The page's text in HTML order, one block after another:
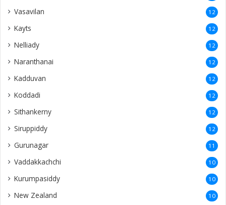
Vasavilan 12
Kayts 12
Nelliady 12
Naranthanai 12
Kadduvan 12
Koddadi 12
Sithankerny 12
Siruppiddy 12
Gurunagar 11
Vaddakkachchi 10
Kurumpasiddy 10
New Zealand 10